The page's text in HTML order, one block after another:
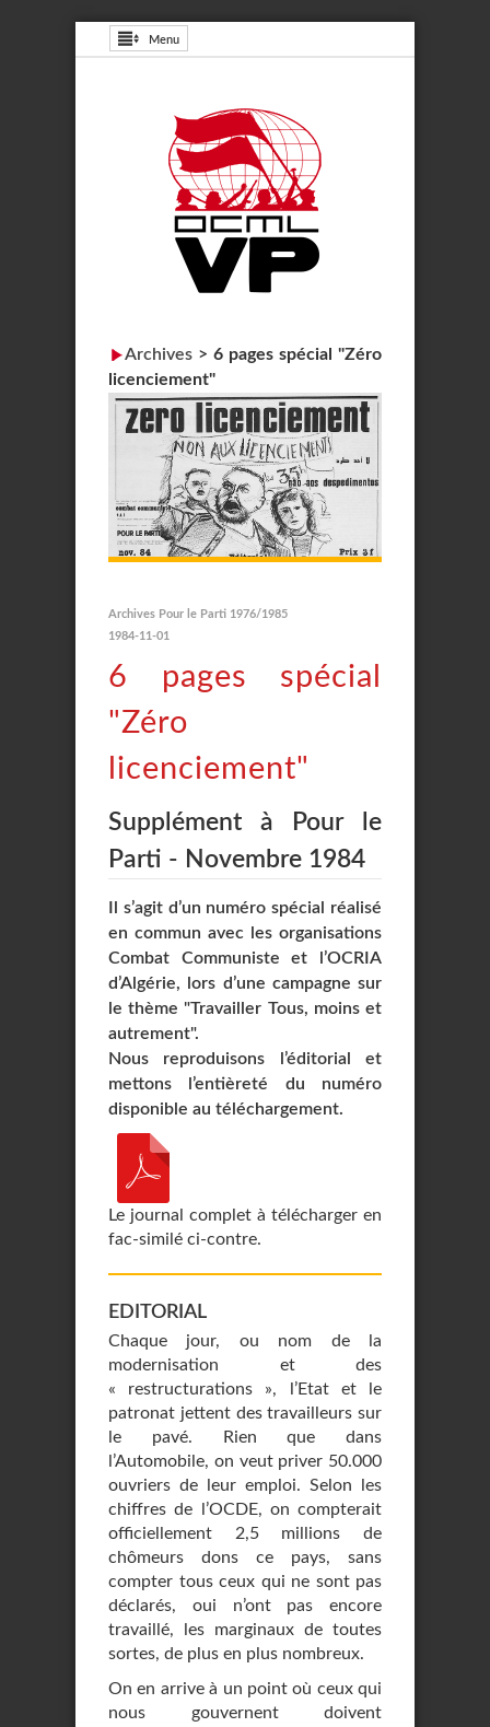
Menu
Archives > 6 pages spécial "Zéro
licenciement"
Archives Pour le Parti 1976/1985
1984-11-01
6 pages spécial
"Zéro
licenciement"
Supplément à Pour le
Parti - Novembre 1984
Il s’agit d’un numéro spécial réalisé
en commun avec les organisations
Combat Communiste et l’OCRIA
d’Algérie, lors d’une campagne sur
le thème "Travailler Tous, moins et
autrement".
Nous reproduisons l’éditorial et
mettons l’entièreté du numéro
disponible au téléchargement.
Le journal complet à télécharger en
fac-similé ci-contre.
EDITORIAL
Chaque jour, ou nom de la
modernisation et des
« restructurations », l’Etat et le
patronat jettent des travailleurs sur
le pavé. Rien que dans
l’Automobile, on veut priver 50.000
ouvriers de leur emploi. Selon les
chiffres de l’OCDE, on compterait
officiellement 2,5 millions de
chômeurs dons ce pays, sans
compter tous ceux qui ne sont pas
déclarés, oui n’ont pas encore
travaillé, les marginaux de toutes
sortes, de plus en plus nombreux.
On en arrive à un point où ceux qui
nous gouvernent doivent